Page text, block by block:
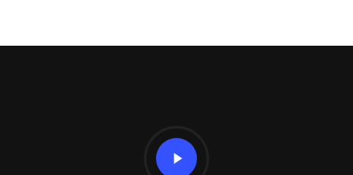
Play
Video